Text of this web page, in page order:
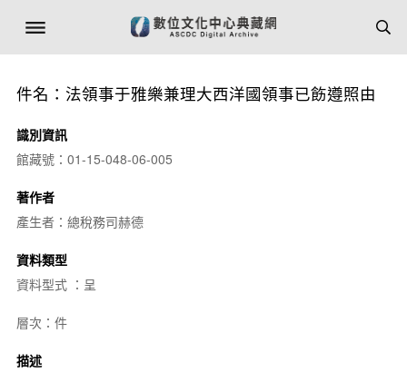
件名：法領事于雅樂兼理大西洋國領事已飭遵照由
識別資訊
館藏號：01-15-048-06-005
著作者
產生者：總稅務司赫德
資料類型
資料型式 ：呈
層次：件
描述